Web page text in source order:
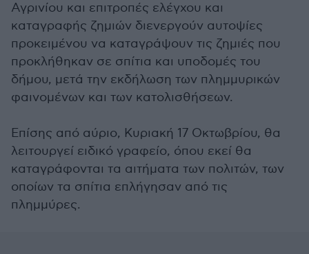
Αγρινίου και επιτροπές ελέγχου και
καταγραφής ζημιών διενεργούν αυτοψίες
προκειμένου να καταγράψουν τις ζημιές που
προκλήθηκαν σε σπίτια και υποδομές του
δήμου, μετά την εκδήλωση των πλημμυρικών
φαινομένων και των κατολισθήσεων.
Επίσης από αύριο, Κυριακή 17 Οκτωβρίου, θα
λειτουργεί ειδικό γραφείο, όπου εκεί θα
καταγράφονται τα αιτήματα των πολιτών, των
οποίων τα σπίτια επλήγησαν από τις
πλημμύρες.